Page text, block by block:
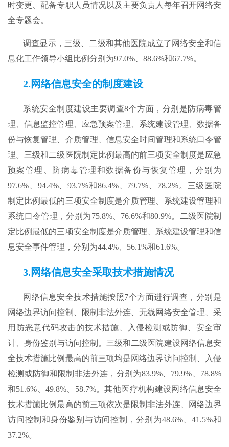
时变更、配备专职人员情况以及主要负责人每年召开网络安
全专题会。
调查显示，三级、二级和其他医院成立了网络安全和信
息化工作领导小组比例分别为97.0%、88.6%和67.7%。
2.网络信息安全的制度建设
系统安全制度建设主要调查8个方面，分别是防病毒管
理、信息监控管理、应急预案管理、系统建设管理、数据备
份与恢复管理、介质管理、信息安全时间管理和系统口令管
理。三级和二级医院制定比例最高的前三项安全制度是应急
预案管理、防病毒管理和数据备份与恢复管理，分别为
97.6%、94.4%、93.7%和86.4%、79.7%、78.2%。三级医院
制定比例最低的三项安全制度是介质管理、系统建设管理和
系统口令管理，分别为75.8%、76.6%和80.9%。二级医院制
定比例最低的三项安全制度是介质管理、系统建设管理和信
息安全事件管理，分别为44.4%、56.1%和61.6%。
3.网络信息安全采取技术措施情况
网络信息安全技术措施按照7个方面进行调查，分别是
网络边界访问控制、限制非法外连、无线网络安全管理、采
用防恶意代码攻击的技术措施、入侵检测或防御、安全审
计、身份鉴别与访问控制。三级和二级医院建设网络信息安
全技术措施比例最高的前三项均是网络边界访问控制、入侵
检测或防御和限制非法外连，分别为83.9%、79.9%、78.8%
和51.6%、49.8%、58.7%。其他医疗机构建设网络信息安全
技术措施比例最高的前三项依次是限制非法外连、网络边界
访问控制和身份鉴别与访问控制，分别为48.6%、41.5%和
37.2%。